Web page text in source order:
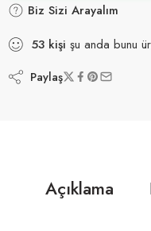
Biz Sizi Arayalım
53 kişi şu anda bunu
Paylaş
Açıklama